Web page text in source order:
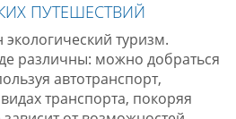
ПУТЕШЕСТВИЙ
туризм.
различны: можно добраться
автотранспорт,
транспорта, покоряя